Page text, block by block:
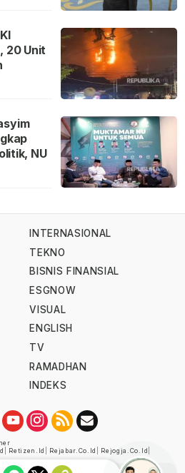
20 Unit
NU
INTERNASIONAL
TEKNO
BISNIS FINANSIAL
ESGNOW
VISUAL
ENGLISH
TV
RAMADHAN
INDEKS
Retizen.id Rejabar.co.id Rejogja.co.id